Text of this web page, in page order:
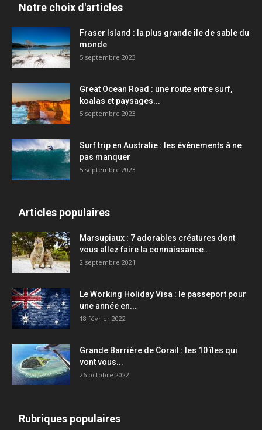
Notre choix d'articles
Fraser Island : la plus grande île de sable du
monde
5 septembre 2023
Great Ocean Road : une route entre surf,
koalas et paysages...
5 septembre 2023
Surf trip en Australie : les événements à ne
pas manquer
5 septembre 2023
Articles populaires
Marsupiaux : 7 adorables créatures dont
vous allez faire la connaissance...
2 septembre 2021
Le Working Holiday Visa : le passeport pour
une année en...
18 février 2022
Grande Barrière de Corail : les 10 îles qui
vont vous...
26 octobre 2022
Rubriques populaires